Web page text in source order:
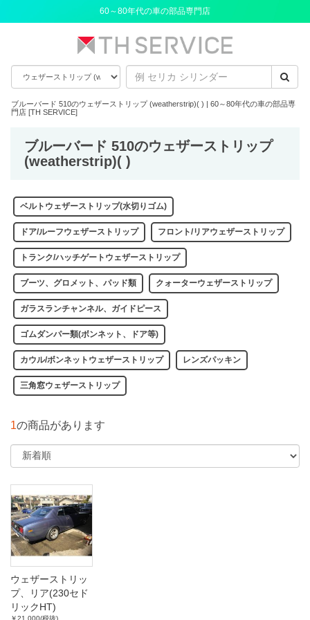
60～80年代の車の部品専門店
ブルーバード 510のウェザーストリップ (weatherstrip)( ) | 60～80年代の車の部品専
門店 [TH SERVICE]
ブルーバード 510のウェザーストリップ
(weatherstrip)( )
ベルトウェザーストリップ(水切りゴム)
ドア/ルーフウェザーストリップ フロント/リアウェザーストリップ
トランク/ハッチゲートウェザーストリップ
ブーツ、グロメット、パッド類 クォーターウェザーストリップ
ガラスランチャンネル、ガイドピース
ゴムダンパー類(ボンネット、ドア等)
カウル/ボンネットウェザーストリップ レンズパッキン
三角窓ウェザーストリップ
1の商品があります
ウェザーストリッ
プ、リア(230セド
リックHT)